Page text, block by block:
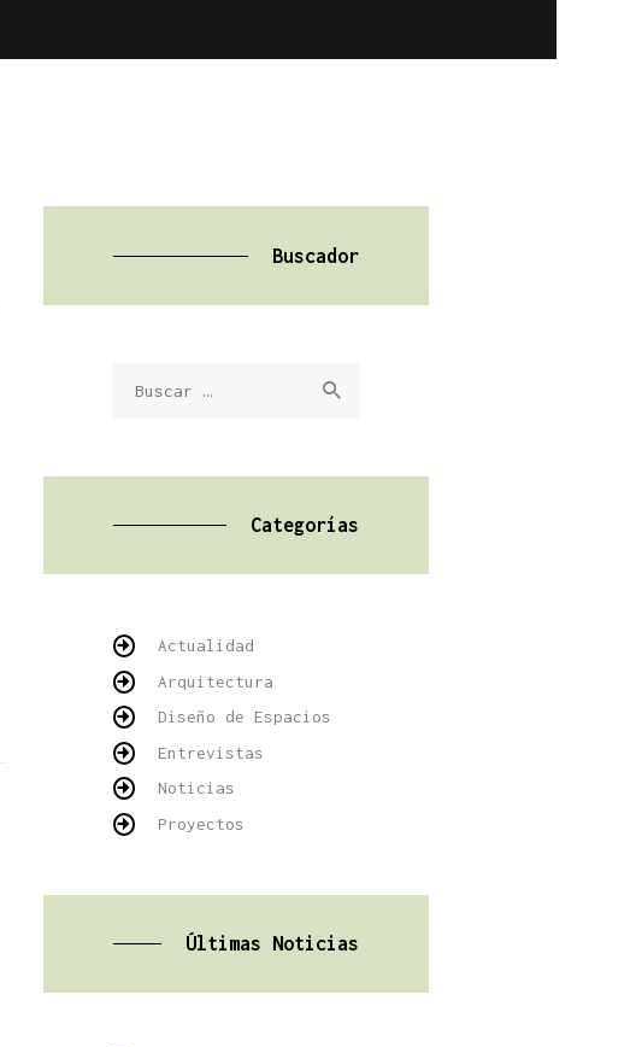
Buscador
Categorías
Actualidad
Arquitectura
Diseño de Espacios
Entrevistas
Noticias
Proyectos
Últimas Noticias